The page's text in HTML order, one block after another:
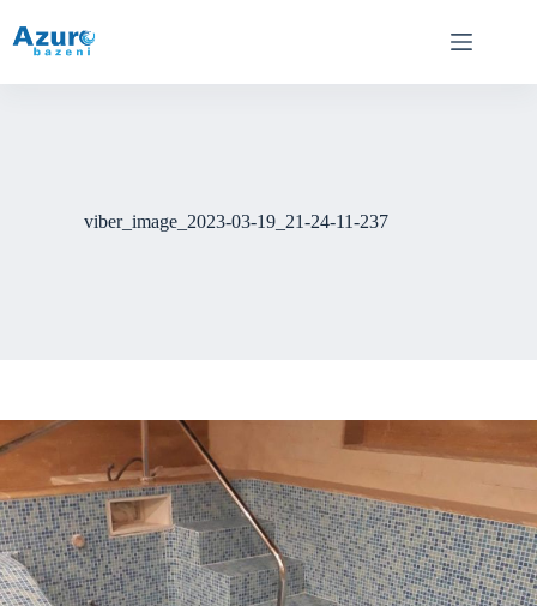
content
viber_image_2023-03-19_21-24-11-237